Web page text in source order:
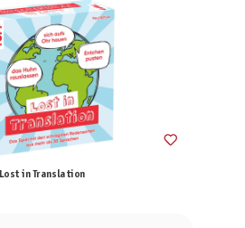
Lost in Translation